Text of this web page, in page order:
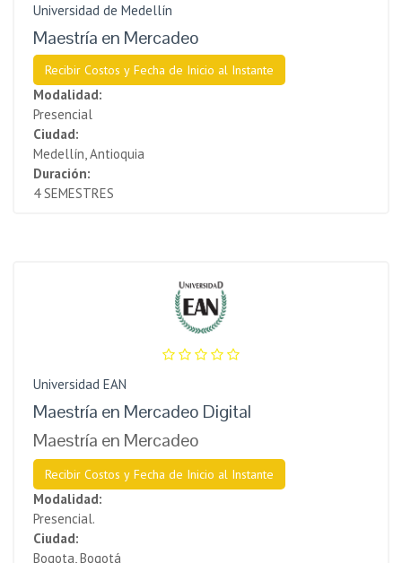
Universidad de Medellín
Maestría en Mercadeo
Recibir Costos y Fecha de Inicio al Instante
Modalidad:
Presencial
Ciudad:
Medellín, Antioquia
Duración:
4 SEMESTRES
Universidad EAN
Maestría en Mercadeo Digital
Maestría en Mercadeo
Recibir Costos y Fecha de Inicio al Instante
Modalidad:
Presencial.
Ciudad:
Bogota, Bogotá